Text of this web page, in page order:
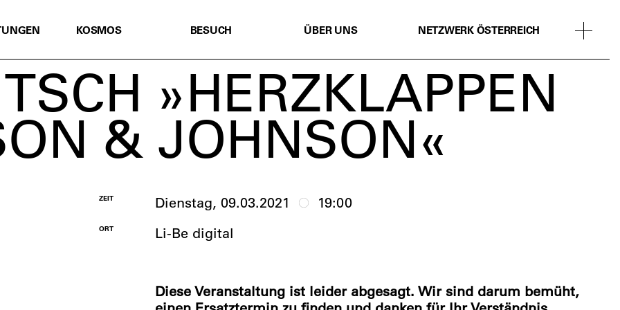
KOSMOS BESUCH ÜBER UNS NETZWERK ÖSTERREICH
»HERZKLAPPEN
& JOHNSON«
ZEIT Dienstag, 09.03.2021 19:00
ORT Li-Be digital
Diese Veranstaltung ist leider abgesagt. Wir sind darum bemüht,